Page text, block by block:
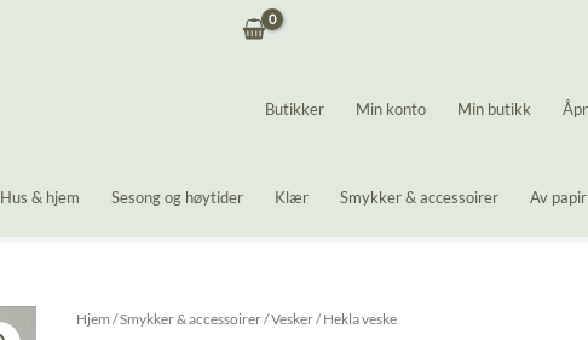
Butikker Min konto Min butikk
Hus & hjem Sesong og høytider Klær Smykker & accessoirer Av papir
Hjem /Smykker & accessoirer/Vesker/ Hekla veske